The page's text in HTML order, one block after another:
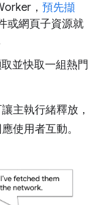
， 預先擷
或網頁子資源就
並快取一組熱門
主執行緒釋放，
使用者互動。